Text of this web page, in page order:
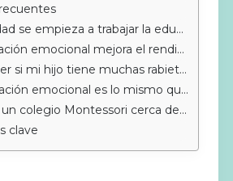
empieza a trabajar la educación emocional
emocional mejora el rendimiento escolar
si mi hijo tiene muchas rabietas
emocional es lo mismo que la terapia
colegio Montessori cerca de Sotogrande?
clave